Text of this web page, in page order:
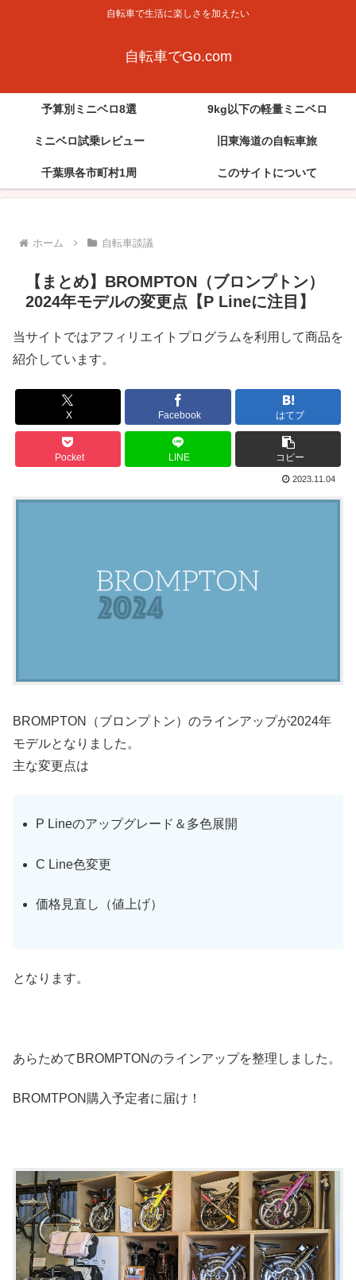
自転車で生活に楽しさを加えたい
自転車でGo.com
予算別ミニベロ8選 9kg以下の軽量ミニベロ
ミニベロ試乗レビュー 旧東海道の自転車旅
千葉県各市町村1周 このサイトについて
ホーム 自転車談議
【まとめ】BROMPTON（ブロンプトン）
2024年モデルの変更点【P Lineに注目】
当サイトではアフィリエイトプログラムを利用して商品を
紹介しています。
X Facebook はてブ
Pocket LINE コピー
2023.11.04
BROMPTON（ブロンプトン）のラインアップが2024年
モデルとなりました。
主な変更点は
P Lineのアップグレード＆多色展開
C Line色変更
価格見直し（値上げ）
となります。
あらためてBROMPTONのラインアップを整理しました。
BROMTPON購入予定者に届け！